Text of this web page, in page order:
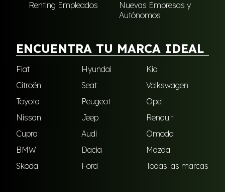
Renting Empleados
Nuevas Empresas y
Autónomos
ENCUENTRA TU MARCA IDEAL
Fiat Hyundai
Kia
Citroën
Seat
Volkswagen
Toyota
Peugeot
Opel
Nissan
Jeep
Renault
Cupra
Audi
Omoda
BMW
Dacia
Mazda
Skoda
Ford Todas las marcas